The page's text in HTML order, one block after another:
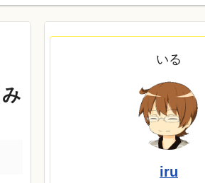
いる
iru